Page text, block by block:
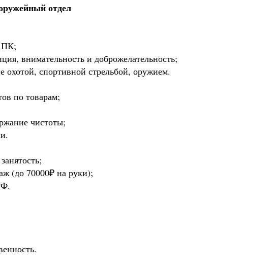
отдел
ПК;
внимательность и доброжелательность;
охотой, спортивной стрельбой, оружием.
по товарам;
чистоты;
(до 70000₽ на руки);